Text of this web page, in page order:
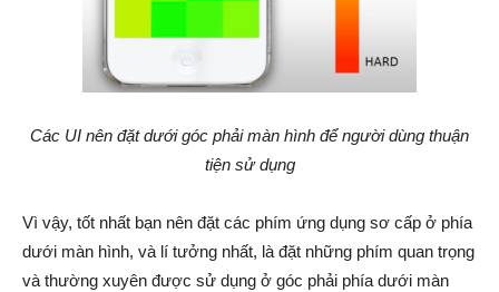
Các UI nên đặt dưới góc phải màn hình để người dùng thuận
tiện sử dụng
Vì vậy, tốt nhất bạn nên đặt các phím ứng dụng sơ cấp ở phía
dưới màn hình, và lí tưởng nhất, là đặt những phím quan trọng
và thường xuyên được sử dụng ở góc phải phía dưới màn